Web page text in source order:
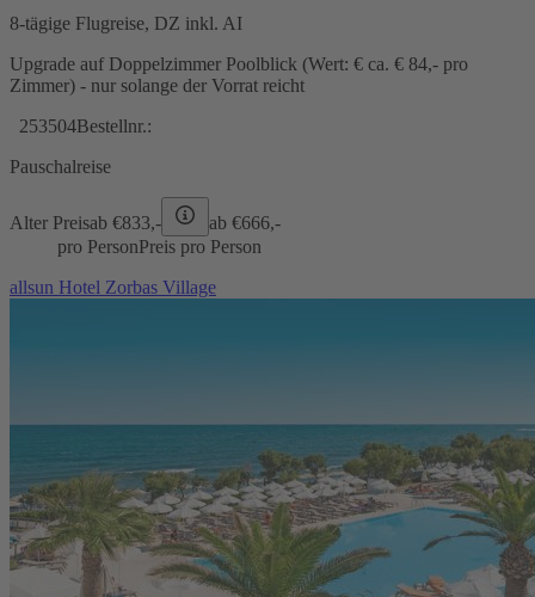
8-tägige Flugreise, DZ inkl. AI
Upgrade auf Doppelzimmer Poolblick (Wert: € ca. € 84,- pro
Zimmer) - nur solange der Vorrat reicht
253504Bestellnr.:
Pauschalreise
Alter Preisab €833,- ab €666,-
pro PersonPreis pro Person
allsun Hotel Zorbas Village